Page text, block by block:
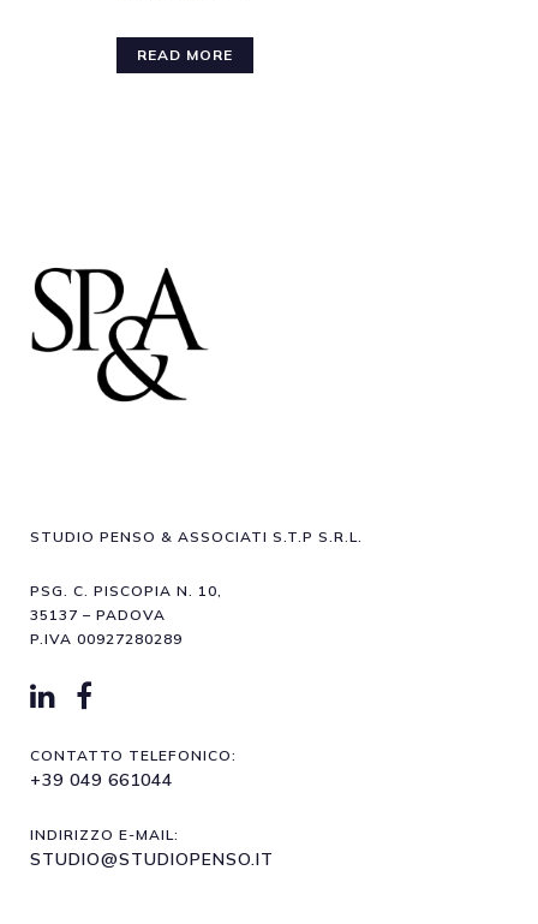
READ MORE
STUDIO PENSO & ASSOCIATI S.T.P S.R.L.
PSG. C. PISCOPIA N. 10,
35137 – PADOVA
P.IVA 00927280289
CONTATTO TELEFONICO:
+39 049 661044
INDIRIZZO E-MAIL:
STUDIO@STUDIOPENSO.IT